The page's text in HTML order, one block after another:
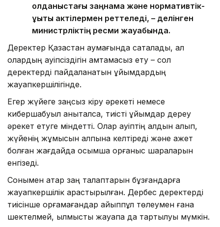
қолданыстағы заңнама және нормативтік-
құқықтық актілермен реттеледі, – делінген
министрліктің ресми жауабында.
Деректер Қазақстан аумағында сақталады, ал
олардың қауіпсіздігін қамтамасыз ету – сол
деректерді пайдаланатын ұйымдардың
жауапкершілігінде.
Егер жүйеге заңсыз кіру әрекеті немесе
кибершабуыл анықталса, тиісті ұйымдар дереу
әрекет етуге міндетті. Олар қауіптің алдын алып,
жүйенің жұмысын қалпына келтіреді және қажет
болған жағдайда қосымша қорғаныс шараларын
енгізеді.
Сонымен қатар заң талаптарын бұзғандарға
жауапкершілік қарастырылған. Дербес деректерді
тиісінше қорғамағандар айыппұл төлеумен ғана
шектелмей, қылмыстық жауапқа да тартылуы мүмкін.